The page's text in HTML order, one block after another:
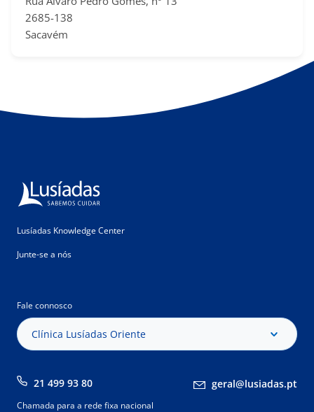
2685-138
Sacavém
Lusíadas Knowledge Center
Junte-se a nós
Fale connosco
Clínica Lusíadas Oriente
21 499 93 80 geral@lusiadas.pt
Chamada para a rede fixa nacional